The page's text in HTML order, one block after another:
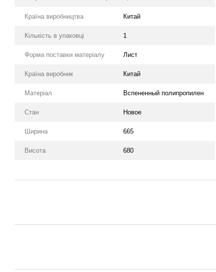
Країна виробництва Китай
Кількість в упаковці 1
Форма поставки матеріалу Лист
Країна виробник Китай
Матеріал Вспененный полипропилен
Стан Новое
Ширина 665
Висота 680